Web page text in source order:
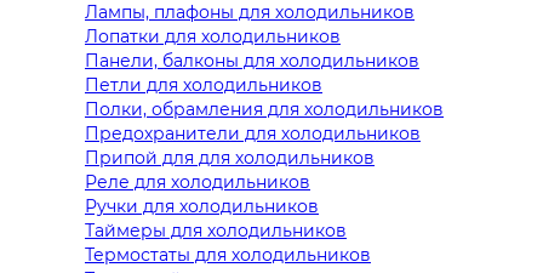
Лампы, плафоны для холодильников
Лопатки для холодильников
Панели, балконы для холодильников
Петли для холодильников
Полки, обрамления для холодильников
Предохранители для холодильников
Припой для для холодильников
Реле для холодильников
Ручки для холодильников
Таймеры для холодильников
Термостаты для холодильников